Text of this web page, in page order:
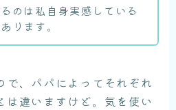
のは私自身実感している
ります。
で、パパによってそれぞれ
は違いますけど。気を使い